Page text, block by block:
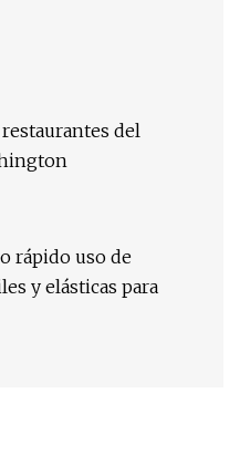
del
rápido uso de
y elásticas para